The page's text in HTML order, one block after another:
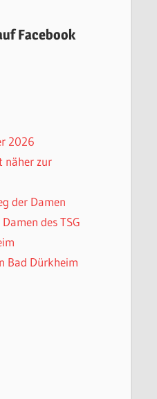
Facebook
2026
näher zur
der Damen
des TSG
Bad Dürkheim